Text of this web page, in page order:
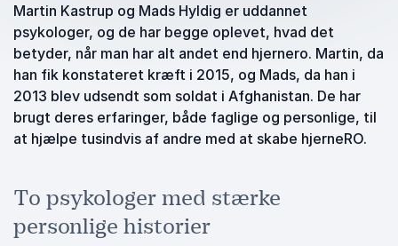
Martin Kastrup og Mads Hyldig er uddannet
psykologer, og de har begge oplevet, hvad det
betyder, når man har alt andet end hjernero. Martin, da
han fik konstateret kræft i 2015, og Mads, da han i
2013 blev udsendt som soldat i Afghanistan. De har
brugt deres erfaringer, både faglige og personlige, til
at hjælpe tusindvis af andre med at skabe hjerneRO.
To psykologer med stærke
personlige historier